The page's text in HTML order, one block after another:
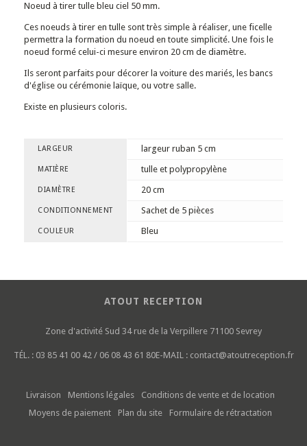
Noeud à tirer tulle bleu ciel 50 mm.
Ces noeuds à tirer en tulle sont très simple à réaliser, une ficelle
permettra la formation du noeud en toute simplicité. Une fois le
noeud formé celui-ci mesure environ 20 cm de diamètre.
Ils seront parfaits pour décorer la voiture des mariés, les bancs
d'église ou cérémonie laïque, ou votre salle.
Existe en plusieurs coloris.
LARGEUR largeur ruban 5 cm
MATIÈRE tulle et polypropylène
DIAMÈTRE 20 cm
CONDITIONNEMENT Sachet de 5 pièces
COULEUR Bleu
ATOUT RECEPTION
Zone d'activité Sud 34 rue de la Verpillere 71100 Sevrey
TÉL. : 03 85 41 00 42 / 06 08 43 61 80E-MAIL : contact@atoutreception.fr
Livraison Mentions légales
Conditions de vente et de location
Moyens de paiement
Plan du site Formulaire de rétractation